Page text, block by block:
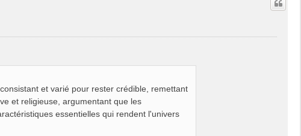
et varié pour rester crédible, remettant
et religieuse, argumentant que les
essentielles qui rendent l'univers